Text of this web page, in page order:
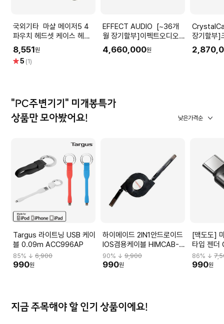
국외기타 마샬 메이저5 4
파우치 헤드셋 케이스 헤드
폰 휴대용 메이저5 (일반형
파우치)
8,551원
별5 (1)
EFFECT AUDIO [~36개
월 장기할부]이펙트오디오
커스텀 유선 이어폰 케이블
New Chiron 8W
4,660,000원
CrystalCable
장기할부]
커스텀 유
Dream
"PC주변기기" 미개봉특가
상품만 모아봤어요!
낮은가격순
Targus 라이트닝 USB 케이
블 0.09m ACC996AP
85% ↓ 6,900
990원
하이메이드 2IN1안드로이드
IOS겸용케이블 HIMCAB-
H001
90% ↓9,900
990원
[맥도도]
타입 젠
86% ↓
990원
지금 주목해야 할 인기 상품이에요!